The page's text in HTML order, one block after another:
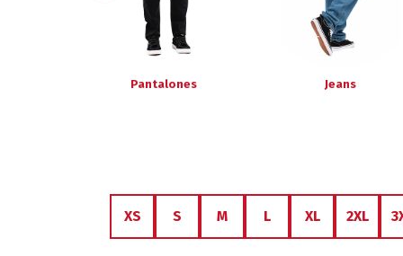
Pantalones Jeans
XS S M L XL 2XL